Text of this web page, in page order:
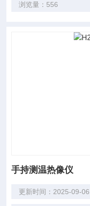
浏览量：556
手持测温热像仪
更新时间：2025-09-06